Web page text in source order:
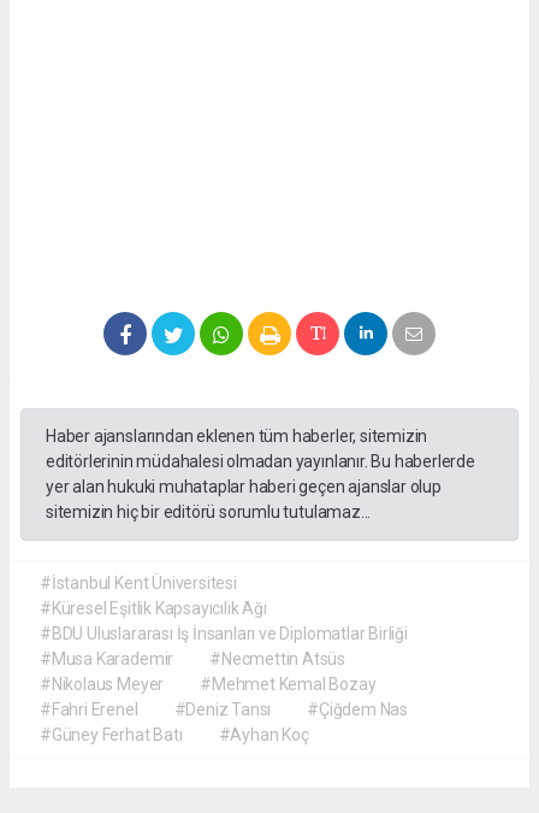
Haber ajanslarından eklenen tüm haberler, sitemizin
editörlerinin müdahalesi olmadan yayınlanır. Bu haberlerde
yer alan hukuki muhataplar haberi geçen ajanslar olup
sitemizin hiç bir editörü sorumlu tutulamaz...
#İstanbul Kent Üniversitesi
#Küresel Eşitlik Kapsayıcılık Ağı
#BDU Uluslararası İş İnsanları ve Diplomatlar Birliği
#Musa Karademir
#Necmettin Atsüs
#Nikolaus Meyer
#Mehmet Kemal Bozay
#Fahri Erenel
#Deniz Tansı
#Çiğdem Nas
#Güney Ferhat Batı
#Ayhan Koç